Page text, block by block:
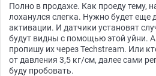
Полно в продаже. Как проеду тему,
лоханулся слегка. Нужно будет еще
активации. И датчики установят
будут видны с помощью этой уйни. А
пропишу их через Techstream. Или
от давления 3,5 кг/см, далее сами
буду пробовать.